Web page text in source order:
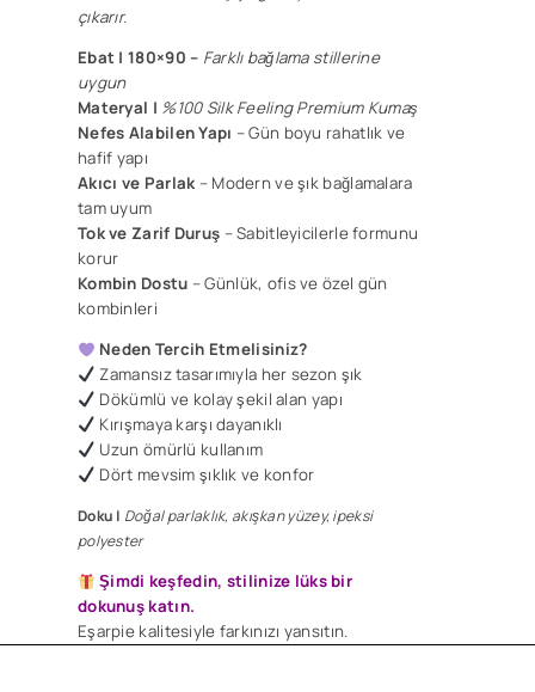
çıkarır.
Ebat | 180×90 – Farklı bağlama stillerine
uygun
Materyal | %100 Silk Feeling Premium Kumaş
Nefes Alabilen Yapı – Gün boyu rahatlık ve
hafif yapı
Akıcı ve Parlak – Modern ve şık bağlamalara
tam uyum
Tok ve Zarif Duruş – Sabitleyicilerle formunu
korur
Kombin Dostu – Günlük, ofis ve özel gün
kombinleri
Neden Tercih Etmelisiniz?
Zamansız tasarımıyla her sezon şık
Dökümlü ve kolay şekil alan yapı
​Kırışmaya karşı dayanıklı
Uzun ömürlü kullanım
Dört mevsim şıklık ve konfor
Doku | Doğal parlaklık, akışkan yüzey, ipeksi
polyester
Şimdi keşfedin, stilinize lüks bir
dokunuş katın.
Eşarpie kalitesiyle farkınızı yansıtın.